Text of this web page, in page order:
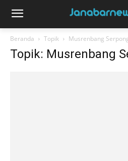
Beranda Topik Musrenbang
Topik: Musrenbang